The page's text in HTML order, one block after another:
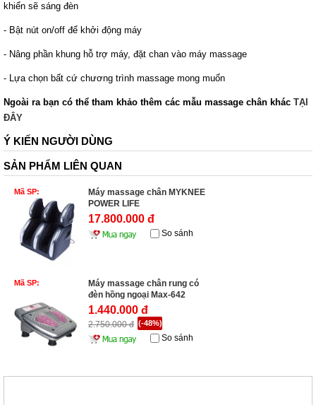
khiển sẽ sáng đèn
- Bật nút on/off để khởi động máy
- Nâng phần khung hỗ trợ máy, đặt chan vào máy massage
- Lựa chọn bất cứ chương trình massage mong muốn
Ngoài ra bạn có thể tham khảo thêm các mẫu massage chân khác TẠI
ĐÂY
Ý KIẾN NGƯỜI DÙNG
SẢN PHẨM LIÊN QUAN
Mã SP:
Máy massage chân MYKNEE
POWER LIFE
17.800.000 đ
So sánh
Mã SP:
Máy massage chân rung có
đèn hồng ngoại Max-642
1.440.000 đ
2.750.000 đ (-48%)
So sánh